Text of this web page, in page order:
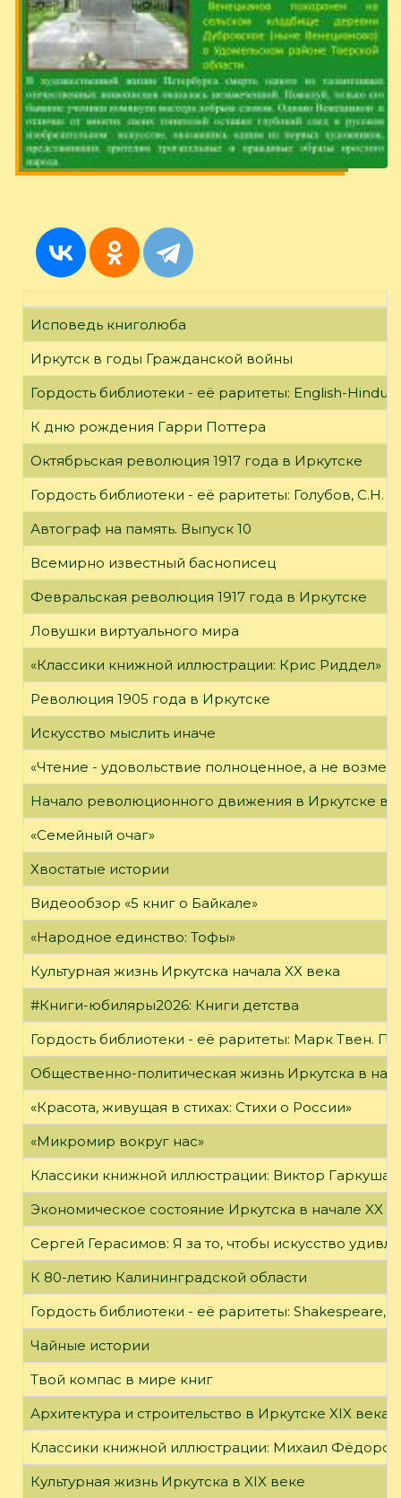
Исповедь книголюба
Иркутск в годы Гражданской войны
Гордость библиотеки - её раритеты: English-
К дню рождения Гарри Поттера
Октябрьская революция 1917 года в Иркутске
Гордость библиотеки - её раритеты: Голубов, С.Н.
Автограф на память. Выпуск 10
Всемирно известный баснописец
Февральская революция 1917 года в Иркутске
Ловушки виртуального мира
«Классики книжной иллюстрации: Крис Риддел»
Революция 1905 года в Иркутске
Искусство мыслить иначе
«Чтение - удовольствие полноценное, а не
Начало революционного движения в Иркутске в
«Семейный очаг»
Хвостатые истории
Видеообзор «5 книг о Байкале»
«Народное единство: Тофы»
Культурная жизнь Иркутска начала XX века
#Книги-юбиляры2026: Книги детства
Гордость библиотеки - её раритеты: Марк Твен.
Общественно-политическая жизнь Иркутска в
«Красота, живущая в стихах: Стихи о России»
«Микромир вокруг нас»
Классики книжной иллюстрации: Виктор Гаркуша
Экономическое состояние Иркутска в начале XX
Сергей Герасимов: Я за то, чтобы искусство
К 80-летию Калининградской области
Гордость библиотеки - её раритеты: Shakespeare,
Чайные истории
Твой компас в мире книг
Архитектура и строительство в Иркутске XIX века
Классики книжной иллюстрации: Михаил Фёдоров
Культурная жизнь Иркутска в XIX веке